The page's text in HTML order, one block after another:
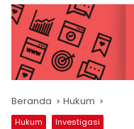
Beranda Hukum
Hukum Investigasi